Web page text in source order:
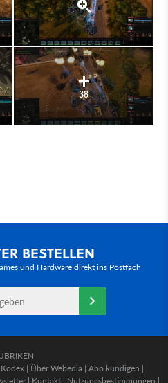
38
BESTELLEN
und Hardware direkt ins Postfach
| Über Webedia | Abo kündigen |
| Kontakt | Nutzungsbestimmungen |